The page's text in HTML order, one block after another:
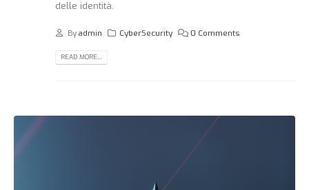
delle identità.
Byadmin CyberSecurity 0 Comments
READ MORE...